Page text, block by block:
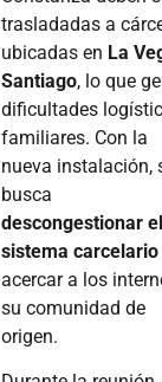
trasladadas a
ubicadas en La
Santiago, lo que
dificultades
familiares. Con la
nueva instalación,
busca
descongestionar el
sistema carcelario
acercar a los
su comunidad de
origen.